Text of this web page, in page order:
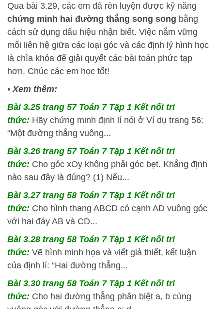
Qua bài 3.29, các em đã rèn luyện được kỹ năng
chứng minh hai đường thẳng song song bằng
cách sử dụng dấu hiệu nhận biết. Việc nắm vững
mối liên hệ giữa các loại góc và các định lý hình học
là chìa khóa để giải quyết các bài toán phức tạp
hơn. Chúc các em học tốt!
• Xem thêm:
Bài 3.25 trang 57 Toán 7 Tập 1 Kết nối tri
thức: Hãy chứng minh định lí nói ở Ví dụ trang 56:
“Một đường thẳng vuông...
Bài 3.26 trang 57 Toán 7 Tập 1 Kết nối tri
thức: Cho góc xOy không phải góc bẹt. Khẳng định
nào sau đây là đúng? (1) Nếu...
Bài 3.27 trang 58 Toán 7 Tập 1 Kết nối tri
thức: Cho hình thang ABCD có cạnh AD vuông góc
với hai đáy AB và CD...
Bài 3.28 trang 58 Toán 7 Tập 1 Kết nối tri
thức: Vẽ hình minh họa và viết giả thiết, kết luận
của định lí: “Hai đường thẳng...
Bài 3.30 trang 58 Toán 7 Tập 1 Kết nối tri
thức: Cho hai đường thẳng phân biệt a, b cùng